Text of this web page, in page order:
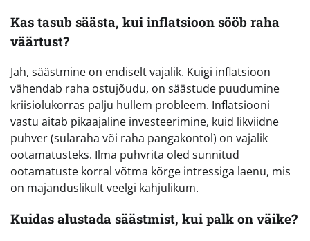
Kas tasub säästa, kui inflatsioon sööb raha
väärtust?
Jah, säästmine on endiselt vajalik. Kuigi inflatsioon
vähendab raha ostujõudu, on säästude puudumine
kriisiolukorras palju hullem probleem. Inflatsiooni
vastu aitab pikaajaline investeerimine, kuid likviidne
puhver (sularaha või raha pangakontol) on vajalik
ootamatusteks. Ilma puhvrita oled sunnitud
ootamatuste korral võtma kõrge intressiga laenu, mis
on majanduslikult veelgi kahjulikum.
Kuidas alustada säästmist, kui palk on väike?